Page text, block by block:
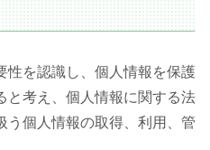
性を認識し、個人情報を保護
と考え、個人情報に関する法
う個人情報の取得、利用、管